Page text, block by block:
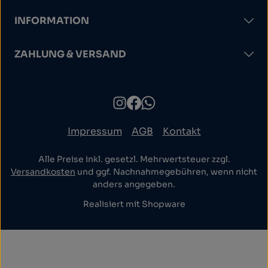
INFORMATION
ZAHLUNG & VERSAND
Impressum AGB Kontakt
Alle Preise inkl. gesetzl. Mehrwertsteuer zzgl.
Versandkosten und ggf. Nachnahmegebühren, wenn nicht
anders angegeben.
Realisiert mit Shopware